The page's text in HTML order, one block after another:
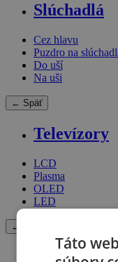
Slúchadlá
Cez hlavu
Puzdro na
Do uší
Na uši
← Späť
Televízory
LCD
Plasma
OLED
LED
← Späť
Projektory
Táto